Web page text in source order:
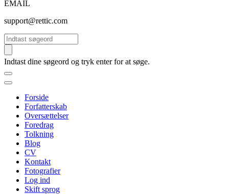
EMAIL
support@rettic.com
Søg
Indtast dine søgeord og tryk enter for at søge.
Forside
Forfatterskab
Oversættelser
Foredrag
Tolkning
Blog
CV
Kontakt
Fotografier
Log ind
Skift sprog